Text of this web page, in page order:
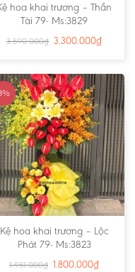
hoa khai trương – Thần
Tài 79- Ms:3829
3.590.000₫ 3.300.000₫
Kệ hoa khai trương – Lộc
Phát 79- Ms:3823
1.951.000₫ 1.800.000₫